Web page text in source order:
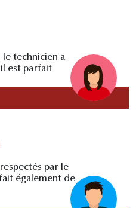
le technicien a
est parfait
par le
également de